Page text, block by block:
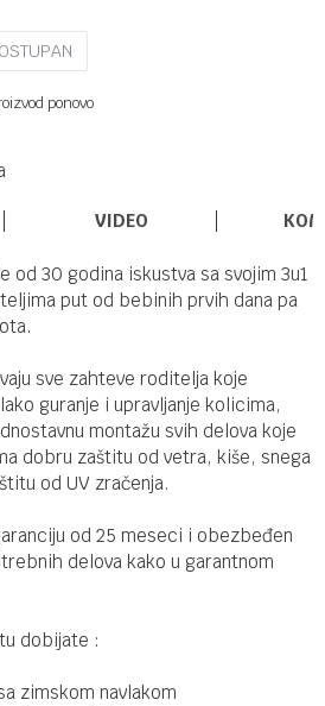
ponovo
VIDEO
od 30 godina iskustva sa svojim 3u1
put od bebinih prvih dana pa
sve zahteve roditelja koje
guranje i upravljanje kolicima,
montažu svih delova koje
dobru zaštitu od vetra, kiše, snega
od UV zračenja.
od 25 meseci i obezbeđen
delova kako u garantnom
dobijate :
zimskom navlakom